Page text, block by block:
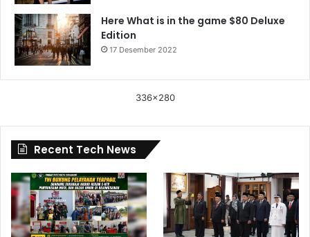
Here What is in the game $80 Deluxe
Edition
17 Desember 2022
336x280
Recent Tech News